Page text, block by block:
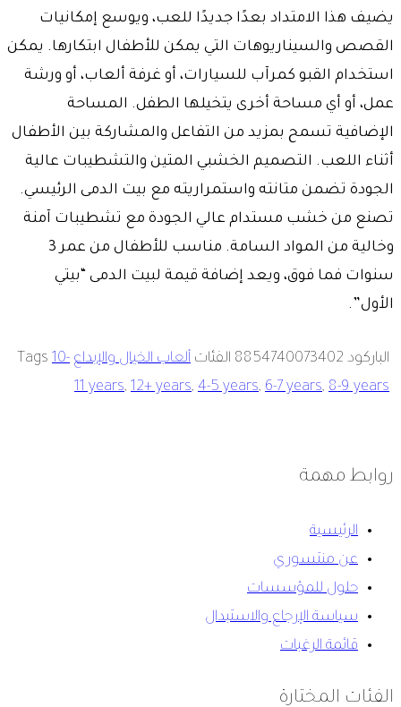
يضيف هذا الامتداد بعدًا جديدًا للعب، ويوسع إمكانيات
القصص والسيناريوهات التي يمكن للأطفال ابتكارها. يمكن
استخدام القبو كمرآب للسيارات، أو غرفة ألعاب، أو ورشة
عمل، أو أي مساحة أخرى يتخيلها الطفل. المساحة
الإضافية تسمح بمزيد من التفاعل والمشاركة بين الأطفال
أثناء اللعب. التصميم الخشبي المتين والتشطيبات عالية
الجودة تضمن متانته واستمراريته مع بيت الدمى الرئيسي.
تصنع من خشب مستدام عالي الجودة مع تشطيبات آمنة
وخالية من المواد السامة. مناسب للأطفال من عمر 3
سنوات فما فوق، ويعد إضافة قيمة لبيت الدمى “بيتي
الأول”.
الباركود 8854740073402 الفئات ألعاب الخيال والإبداع Tags 10-
11 years, 12+ years, 4-5 years, 6-7 years, 8-9 years
روابط مهمة
الرئيسية
عن منتسوري
حلول للمؤسسات
سياسة الإرجاع والاستبدال
قائمة الرغبات
الفئات المختارة